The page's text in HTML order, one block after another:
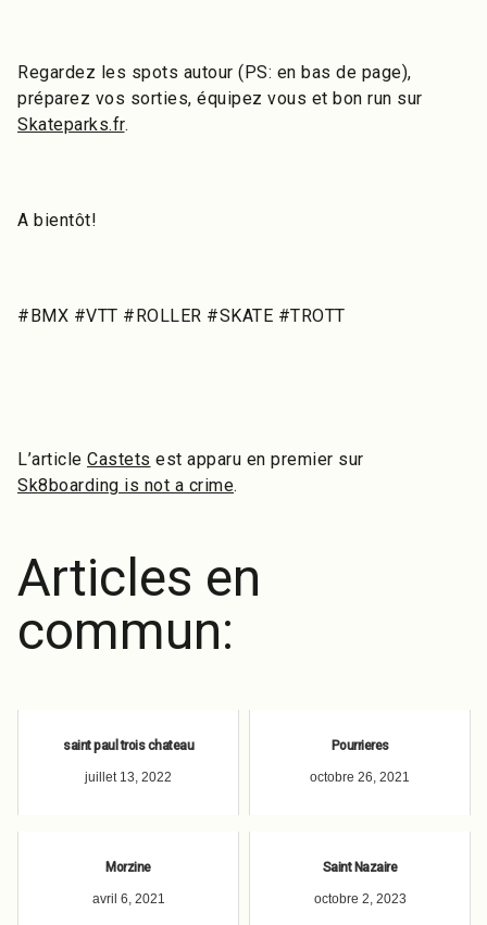
Regardez les spots autour (PS: en bas de page),
préparez vos sorties, équipez vous et bon run sur
Skateparks.fr.
A bientôt!
#BMX #VTT #ROLLER #SKATE #TROTT
L’article Castets est apparu en premier sur
Sk8boarding is not a crime.
Articles en
commun:
saint paul trois chateau
juillet 13, 2022
Pourrieres
octobre 26, 2021
Morzine
avril 6, 2021
Saint Nazaire
octobre 2, 2023